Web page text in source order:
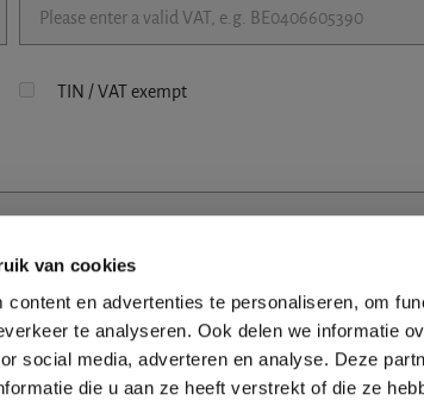
van cookies
content en advertenties te personaliseren, om
te analyseren. Ook delen we informatie
social media, adverteren en analyse. Deze
die u aan ze heeft verstrekt of die ze
TIN / VAT exempt